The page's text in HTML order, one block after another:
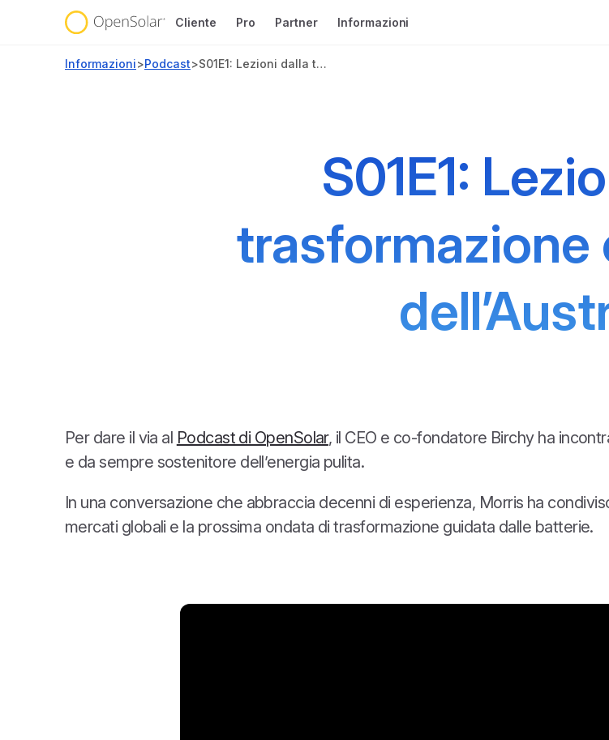
Cliente Pro Partner Informazioni
Informazioni>Podcast> S01E1: Lezioni dalla trasformazione energetica dell’Australia
S01E1:
trasformazione
Per dare il via al Podcast di OpenSolar, il CEO e co-fondatore Birchy ha
e da sempre sostenitore dell’energia pulita.
In una conversazione che abbraccia decenni di esperienza, Morris ha
mercati globali e la prossima ondata di trasformazione guidata dalle batterie.